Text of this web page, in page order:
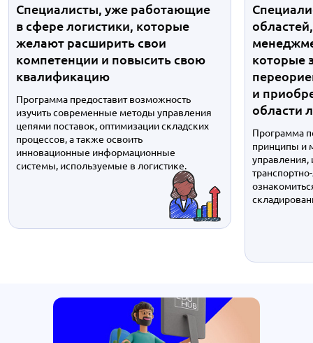
Специалисты, уже работающие
в сфере логистики, которые
желают расширить свои
компетенции и повысить свою
квалификацию
Программа предоставит возможность
изучить современные методы управления
цепями поставок, оптимизации складских
процессов, а также освоить
инновационные информационные
системы, используемые в логистике.
которые
и
области
Программа
принципы и
управления,